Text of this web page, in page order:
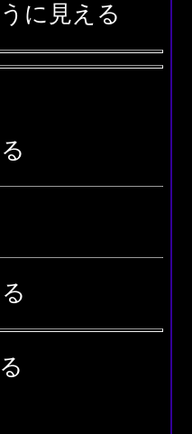
に見える